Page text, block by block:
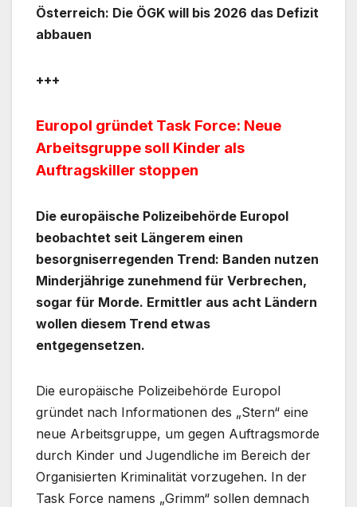
Österreich: Die ÖGK will bis 2026 das Defizit
abbauen
+++
Europol gründet Task Force: Neue
Arbeitsgruppe soll Kinder als
Auftragskiller stoppen
Die europäische Polizeibehörde Europol
beobachtet seit Längerem einen
besorgniserregenden Trend: Banden nutzen
Minderjährige zunehmend für Verbrechen,
sogar für Morde. Ermittler aus acht Ländern
wollen diesem Trend etwas
entgegensetzen.
Die europäische Polizeibehörde Europol
gründet nach Informationen des „Stern“ eine
neue Arbeitsgruppe, um gegen Auftragsmorde
durch Kinder und Jugendliche im Bereich der
Organisierten Kriminalität vorzugehen. In der
Task Force namens „Grimm“ sollen demnach